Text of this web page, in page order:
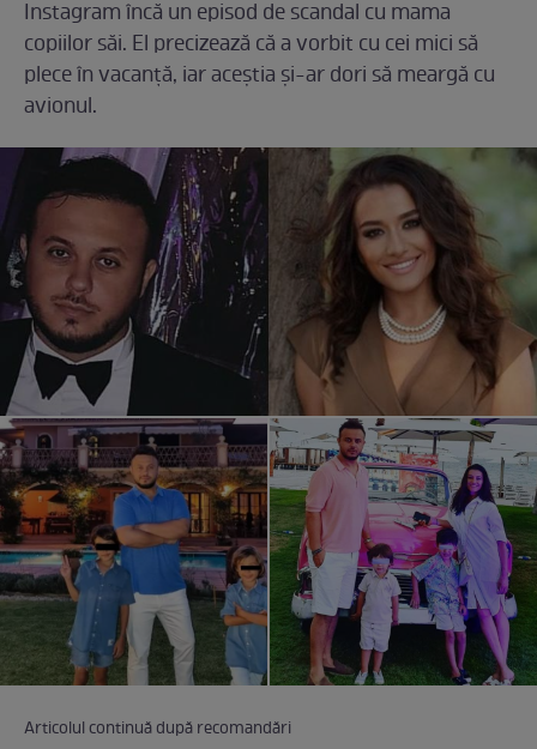
Instagram încă un episod de scandal cu mama
copiilor săi. El precizează că a vorbit cu cei mici să
plece în vacanță, iar aceștia și-ar dori să meargă cu
avionul.
Articolul continuă după recomandări